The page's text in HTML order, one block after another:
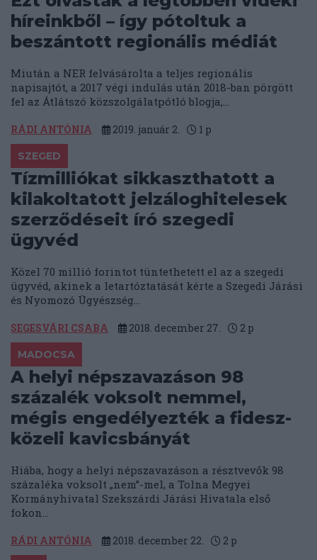
híreinkből – így pótoltuk a
beszántott regionális médiát
Miután a NER felvásárolta a teljes regionális
napisajtót, a 2017 végi indulás után 2018-ban pörgött
fel az Átlátszó közszolgálatpótló blogja,...
RÁDI ANTÓNIA 2019. január 2. 1 p
SZEGED
Tízmilliókat sikkaszthatott a
kilakoltatott jelzáloghitelesek
szerződéseit író szegedi
ügyvéd
Közel 70 millió forintot tüntethetett el az a szegedi
ügyvéd, akinek a letartóztatását kérte a Szegedi Járási
és Nyomozó Ügyészség...
SEGESVÁRI CSABA 2018. december 27. 2 p
MADOCSA
A helyi népszavazáson 98
százalék voksolt nemmel,
mégis engedélyezték a fidesz-
közeli kavicsbányát
Hiába, hogy a helyi népszavazáson a résztvevők 98
százaléka voksolt „nem”-mel, a Tolna Megyei
Kormányhivatal Szekszárdi Járási Hivatala első
fokon...
RÁDI ANTÓNIA 2018. december 22. 2 p